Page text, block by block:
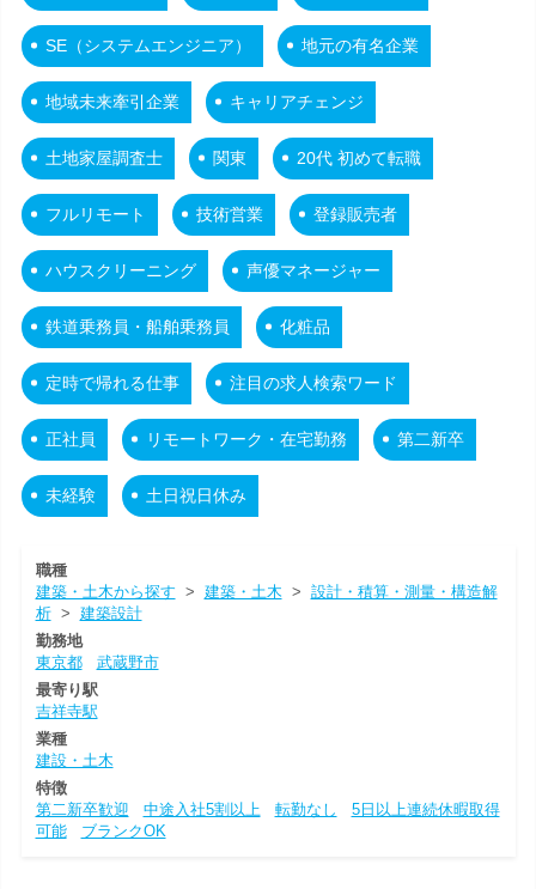
SE（システムエンジニア） 地元の有名企業
地域未来牽引企業 キャリアチェンジ
土地家屋調査士 関東 20代 初めて転職
フルリモート 技術営業 登録販売者
ハウスクリーニング 声優マネージャー
鉄道乗務員・船舶乗務員 化粧品
定時で帰れる仕事 注目の求人検索ワード
正社員 リモートワーク・在宅勤務 第二新卒
未経験 土日祝日休み
職種
建築・土木から探す > 建築・土木 > 設計・積算・測量・構造解
析> 建築設計
勤務地
東京都
武蔵野市
最寄り駅
吉祥寺駅
業種
建設・土木
特徴
第二新卒歓迎
中途入社5割以上 転勤なし
5日以上連続休暇取得
可能
ブランクOK